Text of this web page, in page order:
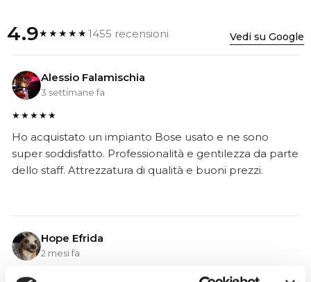
4.9★★★★★1455 recensioni Vedi su Google
Alessio Falamischia
3 settimane fa
★★★★★
Ho acquistato un impianto Bose usato e ne sono
super soddisfatto. Professionalità e gentilezza da parte
dello staff. Attrezzatura di qualità e buoni prezzi.
Hope Efrida
2 mesi fa
★★★★★